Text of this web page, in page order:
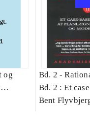
og
Bd. 2 -
Bd. 2 : Et
studie af
Bent